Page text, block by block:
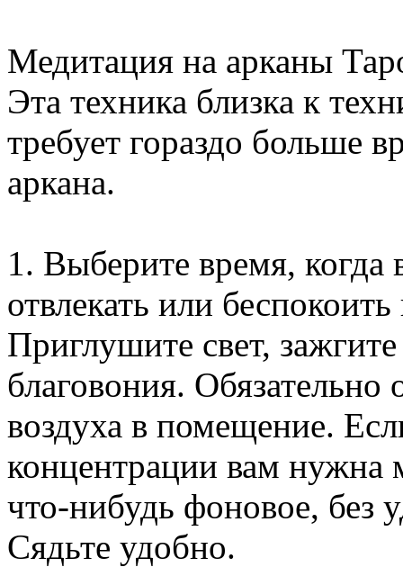
Медитация на арканы
Эта техника близка к
требует гораздо больше
аркана.
1. Выберите время, когда
отвлекать или
Приглушите свет,
благовония. Обязательно
воздуха в помещение.
концентрации вам нужна
что-нибудь фоновое, без
Сядьте удобно.